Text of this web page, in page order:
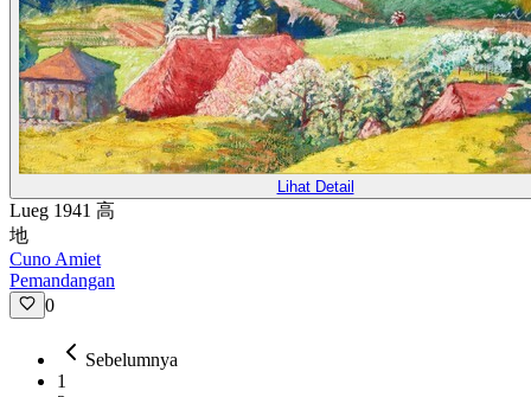
Lihat Detail
Lueg 1941 高
地
Cuno Amiet
Pemandangan
0
Sebelumnya
1